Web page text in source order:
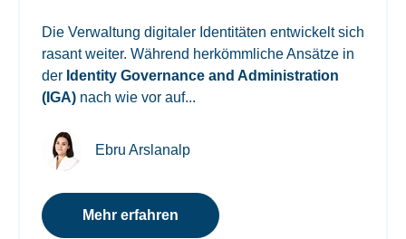
Die Verwaltung digitaler Identitäten entwickelt sich
rasant weiter. Während herkömmliche Ansätze in
der Identity Governance and Administration
(IGA) nach wie vor auf...
Ebru Arslanalp
Mehr erfahren